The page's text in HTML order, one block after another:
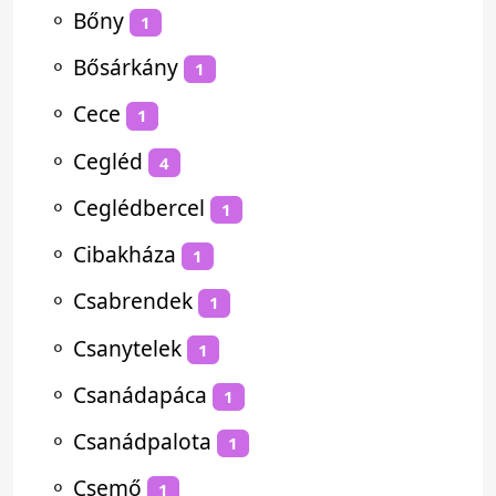
⚬ Bőny 1
⚬ Bősárkány 1
⚬ Cece 1
⚬ Cegléd 4
⚬ Ceglédbercel 1
⚬ Cibakháza 1
⚬ Csabrendek 1
⚬ Csanytelek 1
⚬ Csanádapáca 1
⚬ Csanádpalota 1
⚬ Csemő 1